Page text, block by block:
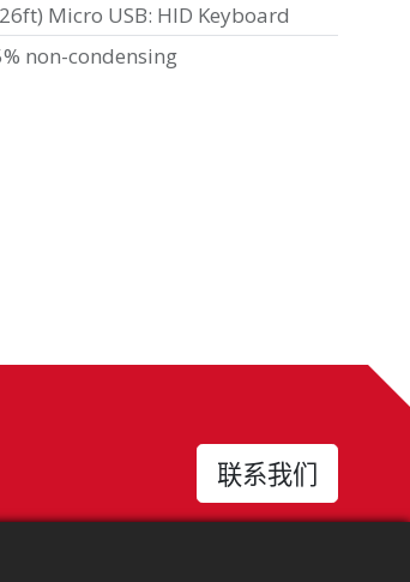
Micro USB: HID Keyboard
non-condensing
联系我们